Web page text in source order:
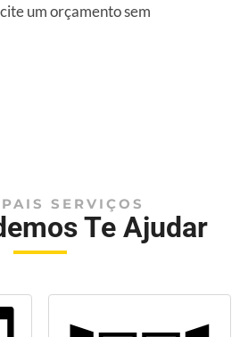
um orçamento sem
SERVIÇOS
Te Ajudar